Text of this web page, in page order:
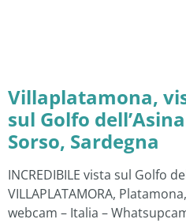
Villaplatamona,
sul Golfo
Sorso, Sardegna
INCREDIBILE vista sul Golfo
VILLAPLATAMORA,
webcam – Italia –